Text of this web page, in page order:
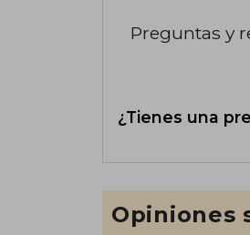
Preguntas y
¿Tienes una
Opiniones